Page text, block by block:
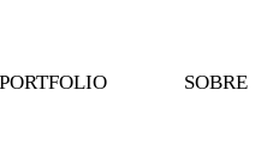
PORTFOLIO SOBRE